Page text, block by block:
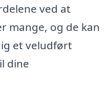
ved at
mange, og de kan
et veludført
dine